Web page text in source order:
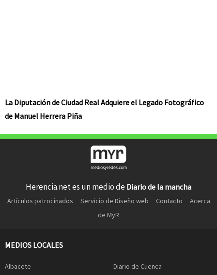
La Diputación de Ciudad Real Adquiere el Legado Fotográfico
de Manuel Herrera Piña
Herencia.net es un medio de Diario de la mancha
Artículos patrocinados Servicio de Diseño web Contacto
Acerca
de MyR
MEDIOS LOCALES
Albacete
Diario de Cuenca